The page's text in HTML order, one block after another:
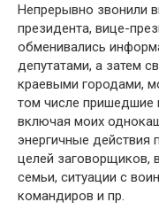
Непрерыв­но звонили
президента, вице-
обменивались
депутатами, а затем
краевыми городами,
том числе пришедшие
включая моих
энергичные действия
целей заговорщиков,
семьи, ситуации с
командиров и пр.